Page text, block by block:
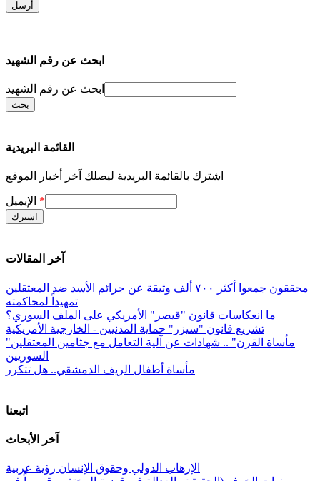
ابحث عن رقم الشهيد
ابحث عن رقم الشهيد
القائمة البريدية
اشترك بالقائمة البريدية ليصلك آخر أخبار الموقع
*
آخر المقالات
محققون جمعوا أكثر ٧٠٠ ألف وثيقة عن جرائم الأسد ضد المعتقلين
تمهيداً لمحاكمته
ما انعكاسات قانون "قيصر" الأمريكي على الملف السوري؟
تشريع قانون "سيزر" حماية المدنيين - الخارجية الأمريكية
"مأساة القرن" .. شهادات عن آلية التعامل مع جثامين المعتقلين
السوريين
مأساة أطفال الريف الدمشقي.. هل تتكرر
اتبعنا
آخر الأبحاث
الإرهاب الدولي وحقوق الإنسان رؤية عربية